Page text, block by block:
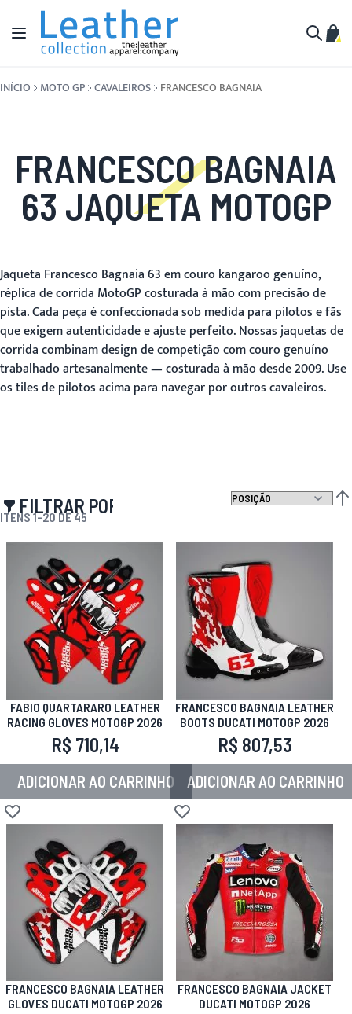
Pular para o conteúdo
Alternar Nav
INÍCIO MOTO GP CAVALEIROS FRANCESCO BAGNAIA
FRANCESCO BAGNAIA
63 JAQUETA MOTOGP
Jaqueta Francesco Bagnaia 63 em couro kangaroo genuíno,
réplica de corrida MotoGP costurada à mão com precisão de
pista. Cada peça é confeccionada sob medida para pilotos e fãs
que exigem autenticidade e ajuste perfeito. Nossas jaquetas de
corrida combinam design de competição com couro genuíno
trabalhado artesanalmente — costurada à mão desde 2009. Use
os tiles de pilotos acima para navegar por outros cavaleiros.
FILTRAR POR
ITENS1-20DE45
FABIO QUARTARARO LEATHER
RACING GLOVES MOTOGP 2026
R$ 710,14
ADICIONAR AO CARRINHO
Adicionar à lista de desejos
FRANCESCO BAGNAIA LEATHER
BOOTS DUCATI MOTOGP 2026
R$ 807,53
ADICIONAR AO CARRINHO
Adicionar à lista de desejos
FRANCESCO BAGNAIA LEATHER
GLOVES DUCATI MOTOGP 2026
FRANCESCO BAGNAIA JACKET
DUCATI MOTOGP 2026